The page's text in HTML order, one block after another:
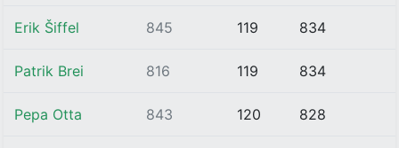
Erik Šiffel 845 119 834
Patrik Brei 816 119 834
Pepa Otta 843 120 828